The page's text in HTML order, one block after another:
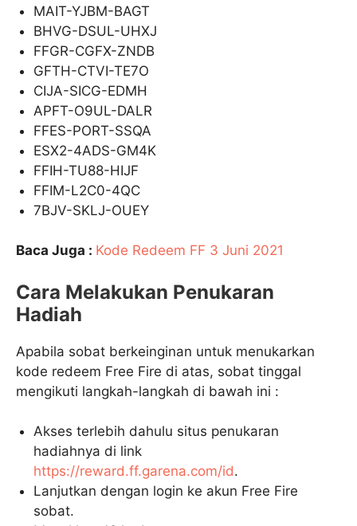
MAIT-YJBM-BAGT
BHVG-DSUL-UHXJ
FFGR-CGFX-ZNDB
GFTH-CTVI-TE7O
CIJA-SICG-EDMH
APFT-O9UL-DALR
FFES-PORT-SSQA
ESX2-4ADS-GM4K
FFIH-TU88-HIJF
FFIM-L2C0-4QC
7BJV-SKLJ-OUEY
Baca Juga : Kode Redeem FF 3 Juni 2021
Cara Melakukan Penukaran
Hadiah
Apabila sobat berkeinginan untuk menukarkan
kode redeem Free Fire di atas, sobat tinggal
mengikuti langkah-langkah di bawah ini :
Akses terlebih dahulu situs penukaran
hadiahnya di link
https://reward.ff.garena.com/id.
Lanjutkan dengan login ke akun Free Fire
sobat.